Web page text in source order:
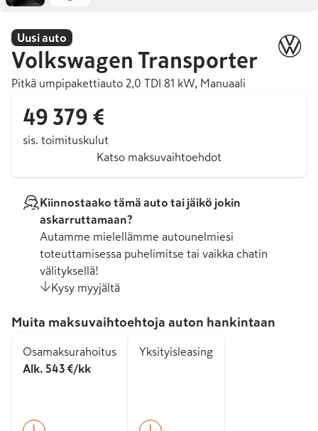
Uusi auto
Volkswagen Transporter
Pitkä umpipakettiauto 2,0 TDI 81 kW, Manuaali
49 379 €
sis. toimituskulut
Katso maksuvaihtoehdot
Kiinnostaako tämä auto tai jäikö jokin
askarruttamaan?
Autamme mielellämme autounelmiesi
toteuttamisessa puhelimitse tai vaikka chatin
välityksellä!
Kysy myyjältä
Muita maksuvaihtoehtoja auton hankintaan
Osamaksurahoitus
Alk. 543 €/kk
Yksityisleasing